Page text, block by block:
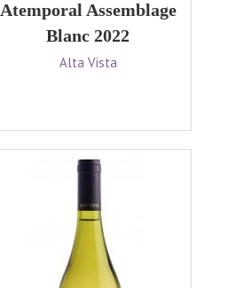
Atemporal Assemblage
Blanc 2022
Alta Vista